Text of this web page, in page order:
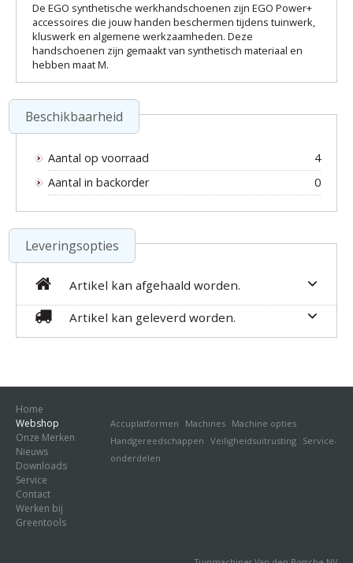
De EGO synthetische werkhandschoenen zijn EGO Power+
accessoires die jouw handen beschermen tijdens tuinwerk,
kluswerk en algemene werkzaamheden. Deze
handschoenen zijn gemaakt van synthetisch materiaal en
hebben maat M.
Beschikbaarheid
Aantal op voorraad
4
Aantal in backorder
0
Leveringsopties
Artikel kan afgehaald worden.
Artikel kan geleverd worden.
Home
Webshop
Accuplatformen Machines Machine opties
Handgereedschappen Veiligheidsuitrusting Service-
onderdelen
Onze Merken
Nieuws
Downloads
Service
Contact
Werken bij
Greentools